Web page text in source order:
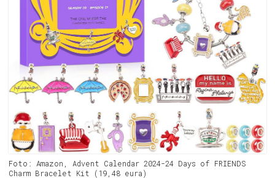
Foto: Amazon, Advent Calendar 2024-24 Days of FRIENDS
Charm Bracelet Kit (19,48 eura)